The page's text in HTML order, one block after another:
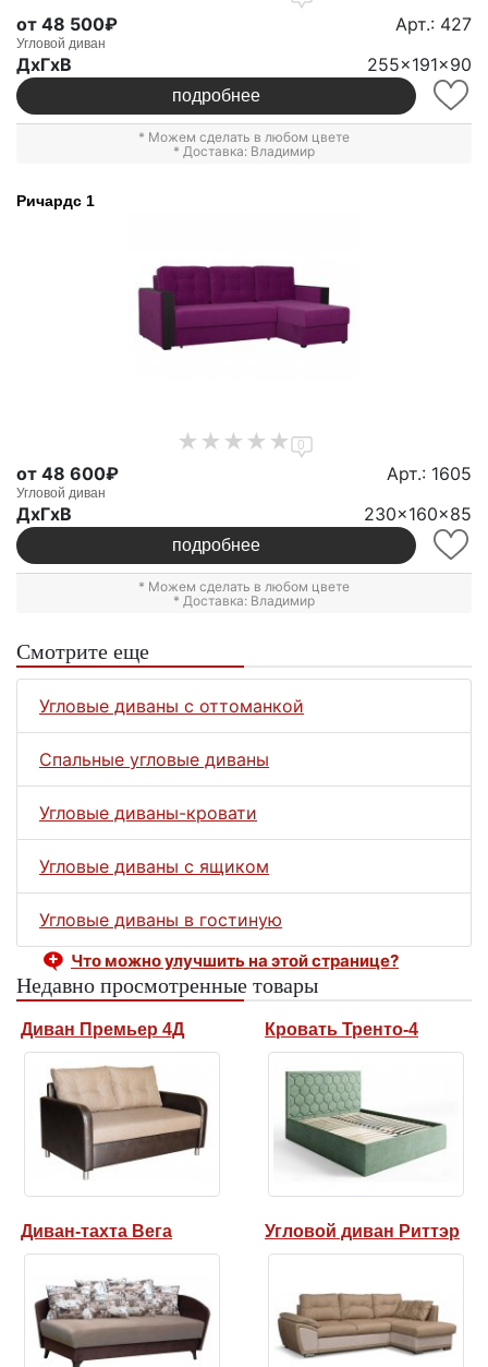
от 48 500₽ Арт.: 427
Угловой диван
ДxГxВ 255x191x90
подробнее
* Можем сделать в любом цвете
* Доставка: Владимир
Ричардс 1
0
от 48 600₽ Арт.: 1605
Угловой диван
ДxГxВ 230x160x85
подробнее
* Можем сделать в любом цвете
* Доставка: Владимир
Смотрите еще
Угловые диваны с оттоманкой
Спальные угловые диваны
Угловые диваны-кровати
Угловые диваны с ящиком
Угловые диваны в гостиную
Что можно улучшить на этой странице?
Недавно просмотренные товары
Диван Премьер 4Д Кровать Тренто-4
Диван-тахта Вега Угловой диван Риттэр